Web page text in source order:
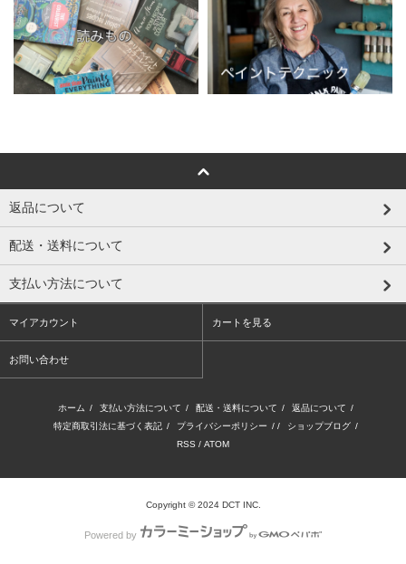
返品について
配送・送料について
支払い方法について
マイアカウント カートを見る
お問い合わせ
ホーム / 支払い方法について / 配送・送料について / 返品について /
特定商取引法に基づく表記 / プライバシーポリシー / / ショップブログ /
RSS / ATOM
Copyright © 2024 DCT INC.
Powered by